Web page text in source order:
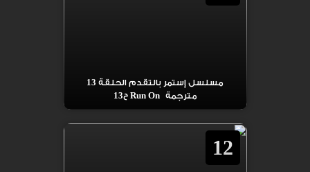
مسلسل إستمر بالتقدم الحلقة 13
مترجمة Run On ح13
12